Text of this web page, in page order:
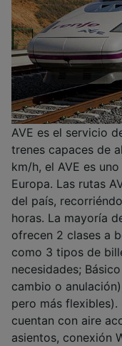
AVE es el servicio
trenes capaces de
km/h, el AVE es
Europa. Las rutas
del país,
horas. La mayoría
ofrecen 2 clases a
como 3 tipos de
necesidades;
cambio o
pero más
cuentan con aire
asientos, conexión